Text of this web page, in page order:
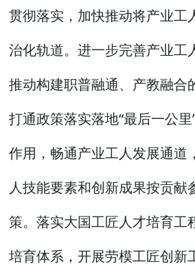
贯彻落实，加快推动将产业工
治化轨道。进一步完善产业工
推动构建职普融通、产教融合
打通政策落实落地“最后一公
作用，畅通产业工人发展通道
人技能要素和创新成果按贡献
策。落实大国工匠人才培育工
培育体系，开展劳模工匠创新